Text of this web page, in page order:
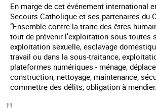
En marge de cet événement international
Secours Catholique et ses partenaires du
“Ensemble contre la traite des êtres
tout de prévenir l’exploitation sous toutes
exploitation sexuelle, esclavage
travail ou dans la sous-traitance,
plateformes numériques - ménage,
construction, nettoyage, maintenance,
commettre des délits, obligation à mendier…